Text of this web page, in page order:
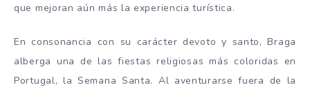
que mejoran aún más la experiencia turística.
En consonancia con su carácter devoto y santo, Braga
alberga una de las fiestas religiosas más coloridas en
Portugal, la Semana Santa. Al aventurarse fuera de la